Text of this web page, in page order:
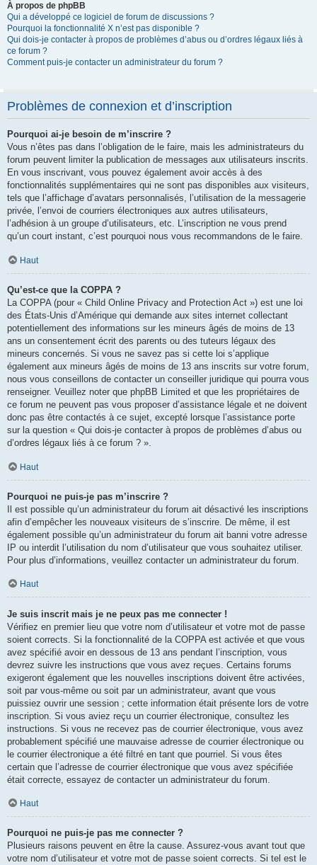
À propos de phpBB
Qui a développé ce logiciel de forum de discussions ?
Pourquoi la fonctionnalité X n’est pas disponible ?
Qui dois-je contacter à propos de problèmes d’abus ou d’ordres légaux liés à
ce forum ?
Comment puis-je contacter un administrateur du forum ?
Problèmes de connexion et d’inscription
Pourquoi ai-je besoin de m’inscrire ?
Vous n’êtes pas dans l’obligation de le faire, mais les administrateurs du
forum peuvent limiter la publication de messages aux utilisateurs inscrits.
En vous inscrivant, vous pouvez également avoir accès à des
fonctionnalités supplémentaires qui ne sont pas disponibles aux visiteurs,
tels que l’affichage d’avatars personnalisés, l’utilisation de la messagerie
privée, l’envoi de courriers électroniques aux autres utilisateurs,
l’adhésion à un groupe d’utilisateurs, etc. L’inscription ne vous prend
qu’un court instant, c’est pourquoi nous vous recommandons de le faire.
Haut
Qu’est-ce que la COPPA ?
La COPPA (pour « Child Online Privacy and Protection Act ») est une loi
des États-Unis d’Amérique qui demande aux sites internet collectant
potentiellement des informations sur les mineurs âgés de moins de 13
ans un consentement écrit des parents ou des tuteurs légaux des
mineurs concernés. Si vous ne savez pas si cette loi s’applique
également aux mineurs âgés de moins de 13 ans inscrits sur votre forum,
nous vous conseillons de contacter un conseiller juridique qui pourra vous
renseigner. Veuillez noter que phpBB Limited et que les propriétaires de
ce forum ne peuvent pas vous proposer d’assistance légale et ne doivent
donc pas être contactés à ce sujet, excepté lorsque l’assistance porte
sur la question « Qui dois-je contacter à propos de problèmes d’abus ou
d’ordres légaux liés à ce forum ? ».
Haut
Pourquoi ne puis-je pas m’inscrire ?
Il est possible qu’un administrateur du forum ait désactivé les inscriptions
afin d’empêcher les nouveaux visiteurs de s’inscrire. De même, il est
également possible qu’un administrateur du forum ait banni votre adresse
IP ou interdit l’utilisation du nom d’utilisateur que vous souhaitez utiliser.
Pour plus d’informations, veuillez contacter un administrateur du forum.
Haut
Je suis inscrit mais je ne peux pas me connecter !
Vérifiez en premier lieu que votre nom d’utilisateur et votre mot de passe
soient corrects. Si la fonctionnalité de la COPPA est activée et que vous
avez spécifié avoir en dessous de 13 ans pendant l’inscription, vous
devrez suivre les instructions que vous avez reçues. Certains forums
exigeront également que les nouvelles inscriptions doivent être activées,
soit par vous-même ou soit par un administrateur, avant que vous
puissiez ouvrir une session ; cette information était présente lors de votre
inscription. Si vous aviez reçu un courrier électronique, consultez les
instructions. Si vous ne recevez pas de courrier électronique, vous avez
probablement spécifié une mauvaise adresse de courrier électronique ou
le courrier électronique a été filtré en tant que pourriel. Si vous êtes
certain que l’adresse de courrier électronique que vous avez spécifiée
était correcte, essayez de contacter un administrateur du forum.
Haut
Pourquoi ne puis-je pas me connecter ?
Plusieurs raisons peuvent en être la cause. Assurez-vous avant tout que
votre nom d’utilisateur et votre mot de passe soient corrects. Si tel est le